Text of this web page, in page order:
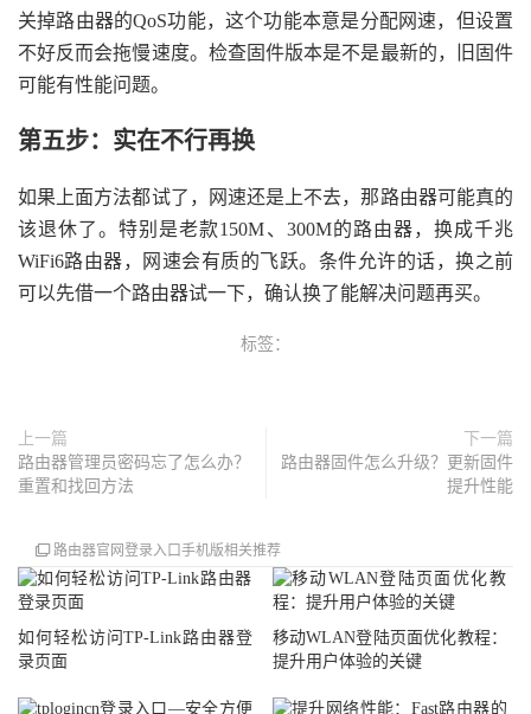
关掉路由器的QoS功能，这个功能本意是分配网速，但设置
不好反而会拖慢速度。检查固件版本是不是最新的，旧固件
可能有性能问题。
第五步：实在不行再换
如果上面方法都试了，网速还是上不去，那路由器可能真的
该退休了。特别是老款150M、300M的路由器，换成千兆
WiFi6路由器，网速会有质的飞跃。条件允许的话，换之前
可以先借一个路由器试一下，确认换了能解决问题再买。
标签：
上一篇
路由器管理员密码忘了怎么办？
重置和找回方法
下一篇
路由器固件怎么升级？更新固件
提升性能
路由器官网登录入口手机版相关推荐
如何轻松访问TP-Link路由器登
录页面
移动WLAN登陆页面优化教程：
提升用户体验的关键